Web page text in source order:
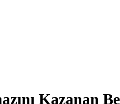
Kazanan